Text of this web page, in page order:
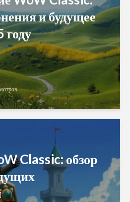
и будущее
году
Classic: обзор